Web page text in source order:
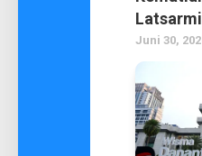
Juni 30,